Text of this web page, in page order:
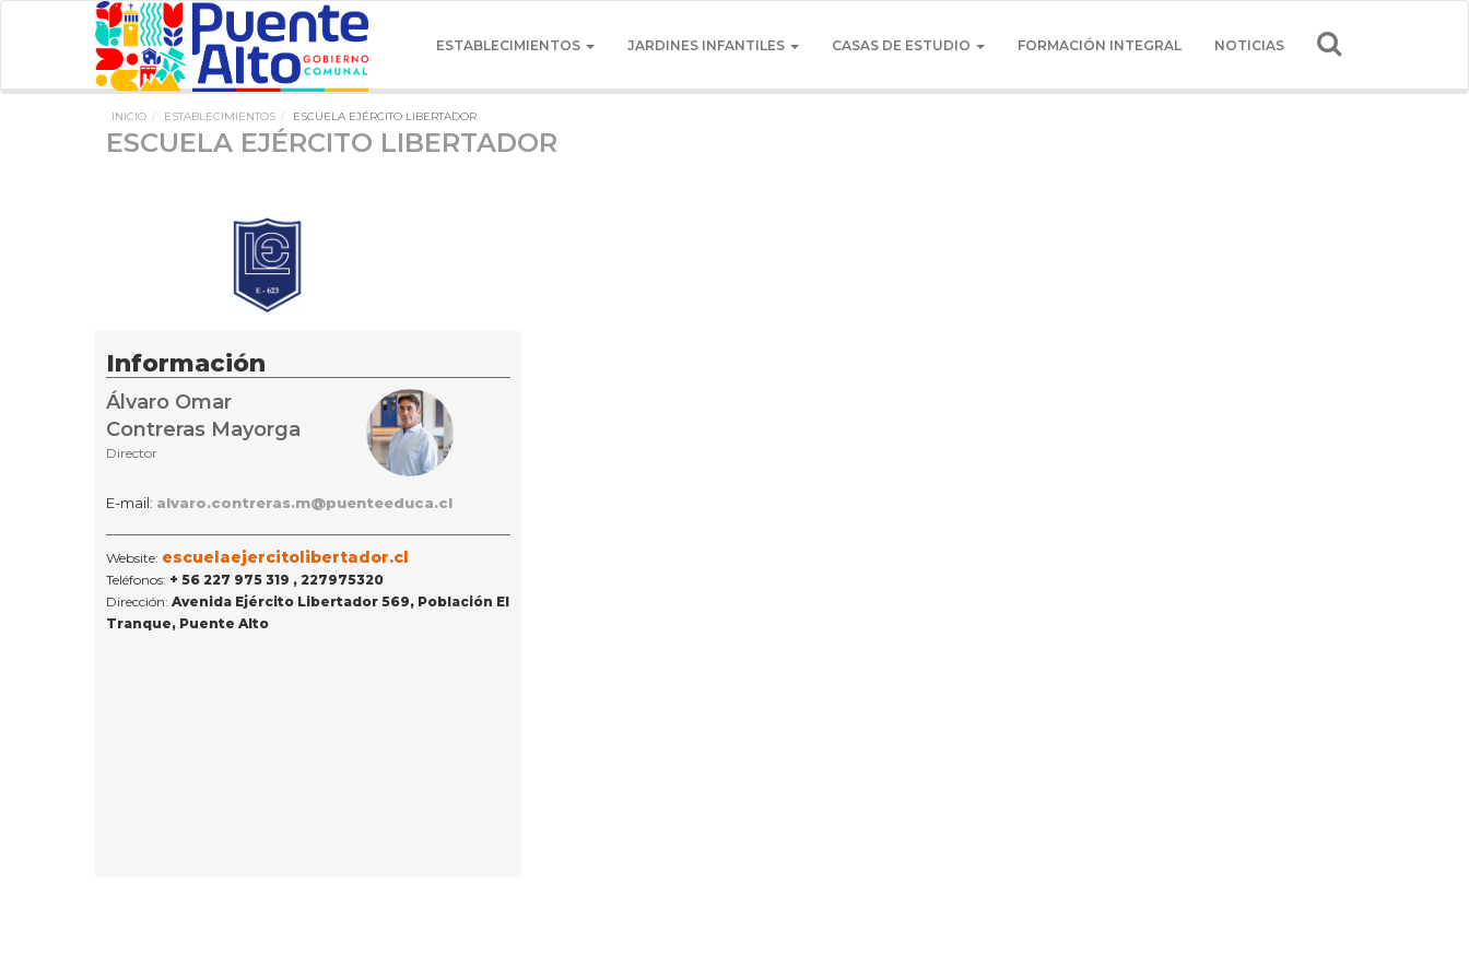
ESTABLECIMIENTOS JARDINES INFANTILES CASAS DE ESTUDIO FORMACIÓN INTEGRAL NOTICIAS
INICIO ESTABLECIMIENTOS ESCUELA EJÉRCITO LIBERTADOR
ESCUELA EJÉRCITO LIBERTADOR
Información
Álvaro Omar
Contreras Mayorga
Director
E-mail: alvaro.contreras.m@puenteeduca.cl
Website: escuelaejercitolibertador.cl
Teléfonos: + 56 227 975 319 , 227975320
Dirección: Avenida Ejército Libertador 569, Población El
Tranque, Puente Alto